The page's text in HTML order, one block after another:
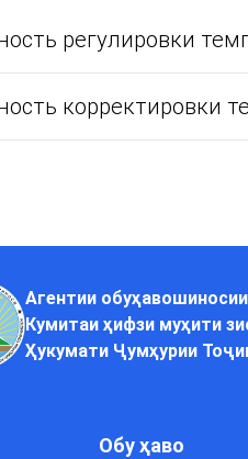
регулировки
корректировки
Агентии обуҳавошиносии
Кумитаи ҳифзи муҳити
Ҳукумати Ҷумҳурии
Обу ҳаво